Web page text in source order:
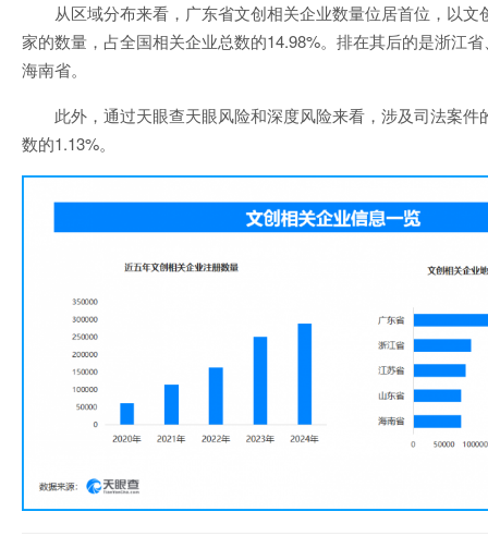
从区域分布来看，广东省文创相关企业数量位居首位，以文
家的数量，占全国相关企业总数的14.98%。排在其后的是浙江
海南省。
此外，通过天眼查天眼风险和深度风险来看，涉及司法案件
数的1.13%。